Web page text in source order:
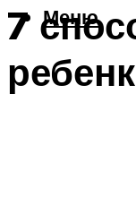
Меню
7